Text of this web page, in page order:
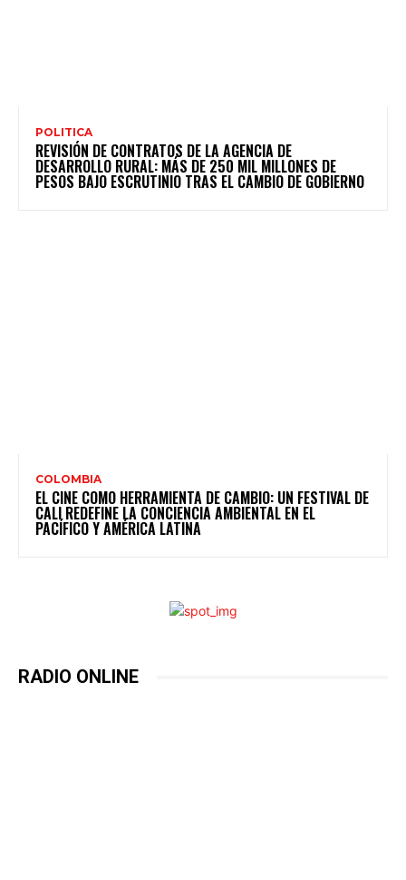
POLITICA
REVISIÓN DE CONTRATOS DE LA AGENCIA DE
DESARROLLO RURAL: MÁS DE 250 MIL MILLONES DE
PESOS BAJO ESCRUTINIO TRAS EL CAMBIO DE GOBIERNO
COLOMBIA
EL CINE COMO HERRAMIENTA DE CAMBIO: UN FESTIVAL DE
CALI REDEFINE LA CONCIENCIA AMBIENTAL EN EL
PACÍFICO Y AMÉRICA LATINA
RADIO ONLINE